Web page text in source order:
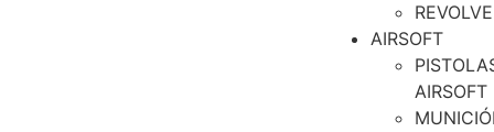
AIRSOFT
AIRSOFT